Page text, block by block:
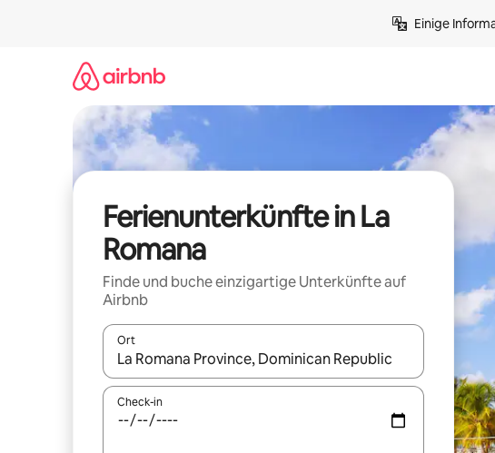
Einige
Ferienunterkünfte in La
Romana
Finde und buche einzigartige Unterkünfte auf
Airbnb
Ort
Wenn Ergebnisse verfügbar sind, navigiere mit den Pfeiltasten
Check-in